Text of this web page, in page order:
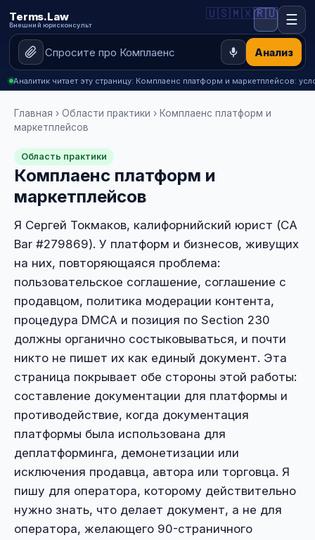
Terms.Law
Внешний юрисконсульт
Анализ
🇺🇸🇲🇽🇷🇺 ☰
Аналитик читает эту страницу: Комплаенс платформ и маркетплейсов:
Главная › Области практики › Комплаенс платформ и
маркетплейсов
Область практики
Комплаенс платформ и
маркетплейсов
Я Сергей Токмаков, калифорнийский юрист (CA
Bar #279869). У платформ и бизнесов, живущих
на них, повторяющаяся проблема:
пользовательское соглашение, соглашение с
продавцом, политика модерации контента,
процедура DMCA и позиция по Section 230
должны органично состыковываться, и почти
никто не пишет их как единый документ. Эта
страница покрывает обе стороны этой работы:
составление документации для платформы и
противодействие, когда документация
платформы была использована для
деплатформинга, демонетизации или
исключения продавца, автора или торговца. Я
пишу для оператора, которому действительно
нужно знать, что делает документ, а не для
оператора, желающего 90-страничного